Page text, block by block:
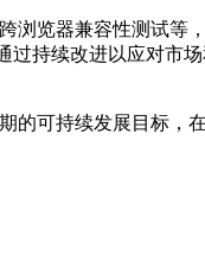
览器兼容性测试等
持续改进以应对市
可持续发展目标，